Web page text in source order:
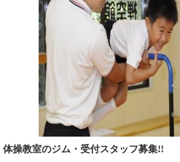
体操教室のジム・受付スタッフ募集!!